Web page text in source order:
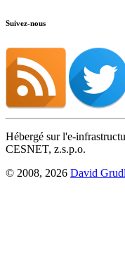
Suivez-nous
Hébergé sur l'e-
CESNET, z.s.p.o.
© 2008, 2026 David Grudl